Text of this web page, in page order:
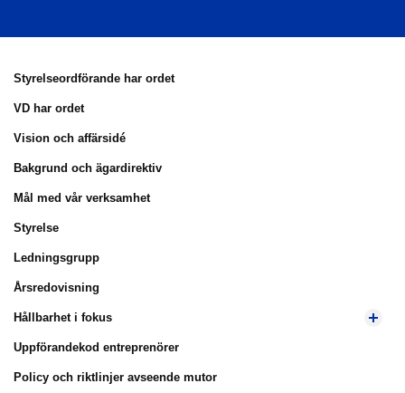
Styrelseordförande har ordet
VD har ordet
Vision och affärsidé
Bakgrund och ägardirektiv
Mål med vår verksamhet
Styrelse
Ledningsgrupp
Årsredovisning
Hållbarhet i fokus
Uppförandekod entreprenörer
Policy och riktlinjer avseende mutor